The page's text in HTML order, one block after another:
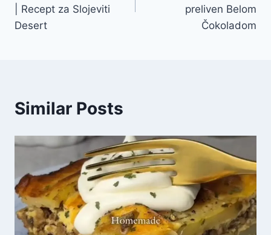
| Recept za Slojeviti
Desert
preliven Belom
Čokoladom
Similar Posts